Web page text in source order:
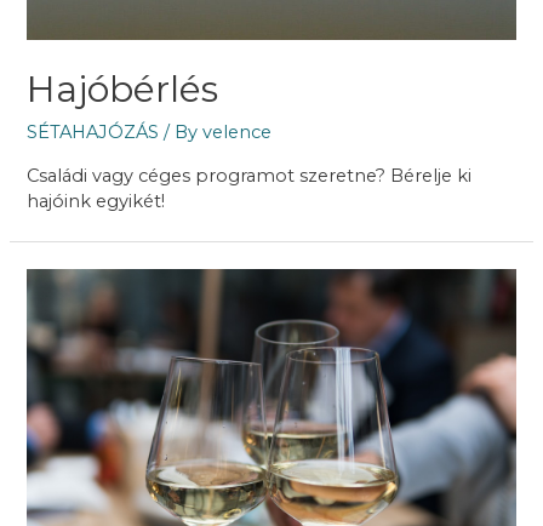
Hajóbérlés
SÉTAHAJÓZÁS / Byvelence
Családi vagy céges programot szeretne? Bérelje ki
hajóink egyikét!